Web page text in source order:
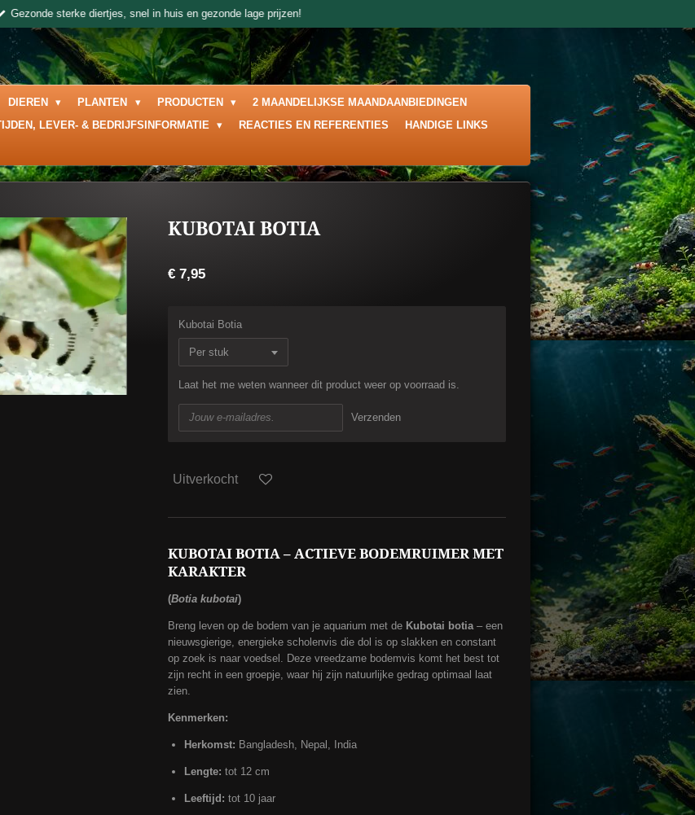
Gezonde sterke diertjes, snel in huis en gezonde lage prijzen!
DIEREN PLANTEN PRODUCTEN
2 MAANDELIJKSE MAANDAANBIEDINGEN
LEVER- & BEDRIJFSINFORMATIE REACTIES EN REFERENTIES HANDIGE LINKS
KUBOTAI BOTIA
€ 7,95
Kubotai Botia
Laat het me weten wanneer dit product weer op voorraad is.
Verzenden
Uitverkocht
KUBOTAI BOTIA – ACTIEVE BODEMRUIMER MET
KARAKTER
(Botia kubotai)
Breng leven op de bodem van je aquarium met de Kubotai botia – een
nieuwsgierige, energieke scholenvis die dol is op slakken en constant
op zoek is naar voedsel. Deze vreedzame bodemvis komt het best tot
zijn recht in een groepje, waar hij zijn natuurlijke gedrag optimaal laat
zien.
Kenmerken:
Herkomst: Bangladesh, Nepal, India
Lengte: tot 12 cm
Leeftijd: tot 10 jaar